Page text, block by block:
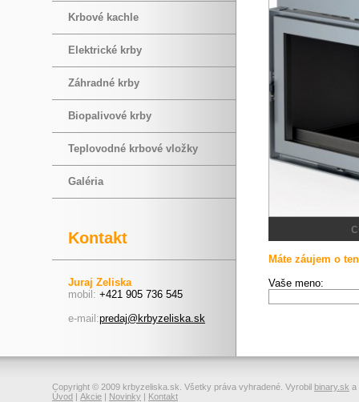
Krbové kachle
Elektrické krby
Záhradné krby
Biopalivové krby
Teplovodné krbové vložky
Galéria
Kontakt
Juraj Zeliska
mobil: +421 905 736 545
e-mail:predaj@krbyzeliska.sk
Máte záujem o
Vaše meno:
Copyright © 2009 krbyzeliska.sk. Všetky práva vyhradené. Vyrobil binary.sk a
Úvod | Akcie | Novinky | Kontakt